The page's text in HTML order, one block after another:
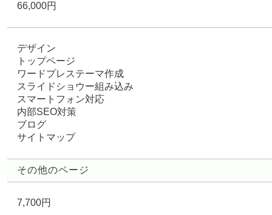
66,000円
デザイン
トップページ
ワードプレステーマ作成
スライドショウー組み込み
スマートフォン対応
内部SEO対策
ブログ
サイトマップ
その他のページ
7,700円